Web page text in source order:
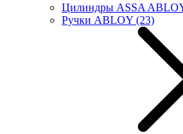
Цилиндры ASSA
Ручки ABLOY (23)